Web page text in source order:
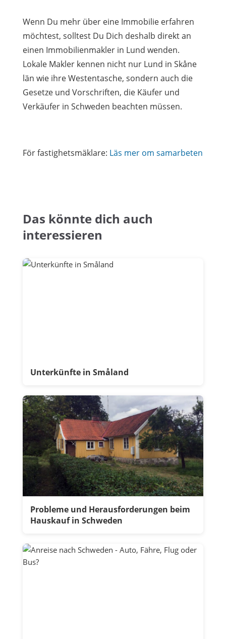
Wenn Du mehr über eine Immobilie erfahren
möchtest, solltest Du Dich deshalb direkt an
einen Immobilienmakler in Lund wenden.
Lokale Makler kennen nicht nur Lund in Skåne
län wie ihre Westentasche, sondern auch die
Gesetze und Vorschriften, die Käufer und
Verkäufer in Schweden beachten müssen.
För fastighetsmäklare: Läs mer om samarbeten
Das könnte dich auch
interessieren
Unterkünfte in Småland
Probleme und Herausforderungen beim
Hauskauf in Schweden